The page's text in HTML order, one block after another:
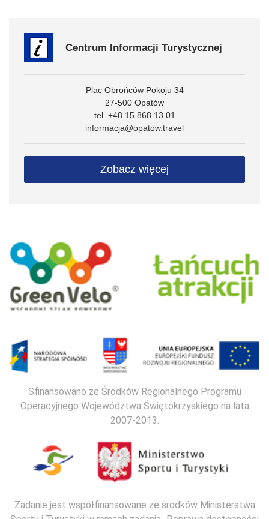
Centrum Informacji Turystycznej
Plac Obrońców Pokoju 34
27-500 Opatów
tel. +48 15 868 13 01
informacja@opatow.travel
Zobacz więcej
Sfinansowano ze Środków Regionalnego Programu
Operacyjnego Województwa Świętokrzyskiego na lata
2007-2013.
Zadanie jest współfinansowane ze środków Ministerstwa